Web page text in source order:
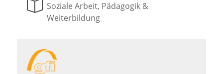
Soziale Arbeit, Pädagogik &
Weiterbildung